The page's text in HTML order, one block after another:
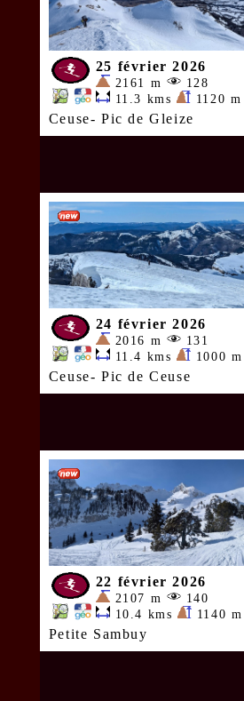
25 février 2026
2161 m
128
11.3 kms
1120 m
Ceuse- Pic de Gleize
24 février 2026
2016 m
131
11.4 kms
1000 m
Ceuse- Pic de Ceuse
22 février 2026
2107 m
140
10.4 kms
1140 m
Petite Sambuy